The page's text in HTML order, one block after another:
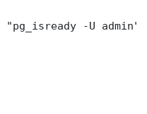
-U admin"]